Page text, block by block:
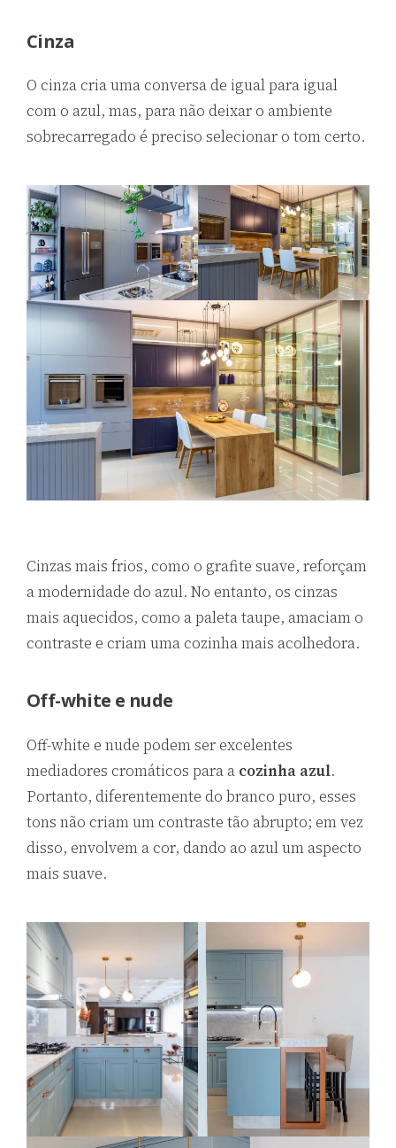
Cinza
O cinza cria uma conversa de igual para igual
com o azul, mas, para não deixar o ambiente
sobrecarregado é preciso selecionar o tom certo.
Cinzas mais frios, como o grafite suave, reforçam
a modernidade do azul. No entanto, os cinzas
mais aquecidos, como a paleta taupe, amaciam o
contraste e criam uma cozinha mais acolhedora.
Off-white e nude
Off-white e nude podem ser excelentes
mediadores cromáticos para a cozinha azul.
Portanto, diferentemente do branco puro, esses
tons não criam um contraste tão abrupto; em vez
disso, envolvem a cor, dando ao azul um aspecto
mais suave.